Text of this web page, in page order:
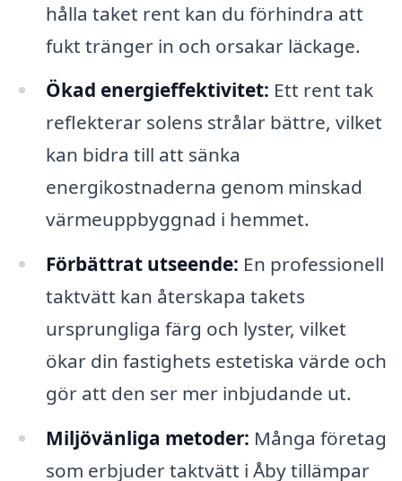
hålla taket rent kan du förhindra att
fukt tränger in och orsakar läckage.
Ökad energieffektivitet: Ett rent tak
reflekterar solens strålar bättre, vilket
kan bidra till att sänka
energikostnaderna genom minskad
värmeuppbyggnad i hemmet.
Förbättrat utseende: En professionell
taktvätt kan återskapa takets
ursprungliga färg och lyster, vilket
ökar din fastighets estetiska värde och
gör att den ser mer inbjudande ut.
Miljövänliga metoder: Många företag
som erbjuder taktvätt i Åby tillämpar